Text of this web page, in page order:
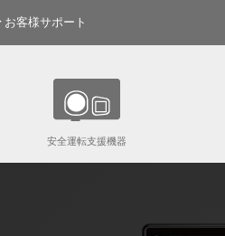
お客様サポート
安全運転支援機器